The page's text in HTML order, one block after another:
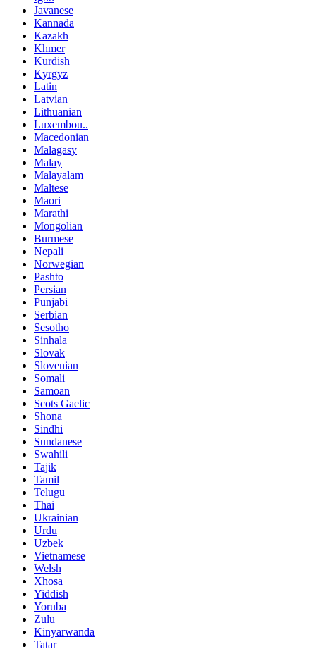
Javanese
Kannada
Kazakh
Khmer
Kurdish
Kyrgyz
Latin
Latvian
Lithuanian
Luxembou..
Macedonian
Malagasy
Malay
Malayalam
Maltese
Maori
Marathi
Mongolian
Burmese
Nepali
Norwegian
Pashto
Persian
Punjabi
Serbian
Sesotho
Sinhala
Slovak
Slovenian
Somali
Samoan
Scots Gaelic
Shona
Sindhi
Sundanese
Swahili
Tajik
Tamil
Telugu
Thai
Ukrainian
Urdu
Uzbek
Vietnamese
Welsh
Xhosa
Yiddish
Yoruba
Zulu
Kinyarwanda
Tatar